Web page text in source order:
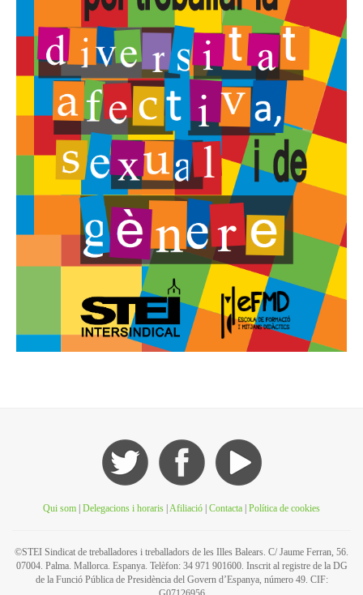
Qui som Delegacions i horaris Afiliació Contacta Política de cookies
©STEI Sindicat de treballadores i treballadors de les Illes Balears. C/ Jaume Ferran, 56.
07004. Palma. Mallorca. Espanya. Telèfon: 34 971 901600. Inscrit al registre de la DG
de la Funció Pública de Presidència del Govern d’Espanya, número 49. CIF: